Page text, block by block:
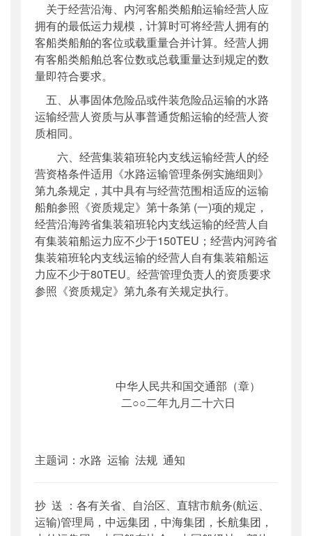
关于经营沿海、内河客船类船舶运输经营人应
拥有的最低运力规模，计算时可将经营人拥有的
客船类船舶的客位或载重量合并计算。经营人拥
有客船类船舶总客位数或总载重量达到规定的数
量即符合要求。
五、从事固体危险品或件装危险品运输的水路
运输经营人资质与从事普通货船运输的经营人资
质相同。
六、经营集装箱班轮内支线运输经营人的经
营资格条件适用《水路运输管理条例实施细则》
第九条规定，其中具有与经营范围相适应的运输
船舶参照《资质规定》第十条第 (一)项的规定，
经营沿海跨省集装箱班轮内支线运输的经营人自
有集装箱船运力应不少于150TEU；经营内河跨省
集装箱班轮内支线运输的经营人自有集装箱船运
力应不少于80TEU。经营管理负责人的资质要求
参照《资质规定》第九条有关规定执行。
中华人民共和国交通部（章）
二○○二年九月二十六日
主题词：水路 运输 法规 通知
抄 送 ：各有关省、自治区、直辖市航务(航运、
运输)管理局，中远集团，中海集团，长航集团，